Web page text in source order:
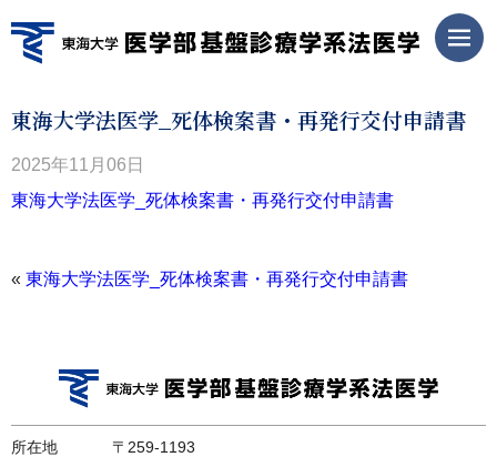
東海大学法医学_死体検案書・再発行交付申請書
2025年11月06日
東海大学法医学_死体検案書・再発行交付申請書
« 東海大学法医学_死体検案書・再発行交付申請書
所在地
〒259-1193